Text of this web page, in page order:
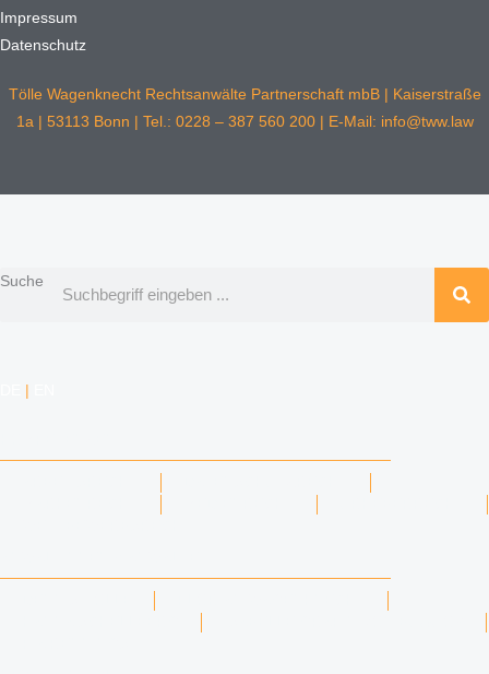
Impressum
Datenschutz
Tölle Wagenknecht Rechtsanwälte Partnerschaft mbB | Kaiserstraße
1a | 53113 Bonn | Tel.: 0228 – 387 560 200 | E-Mail: info@tww.law
Suche